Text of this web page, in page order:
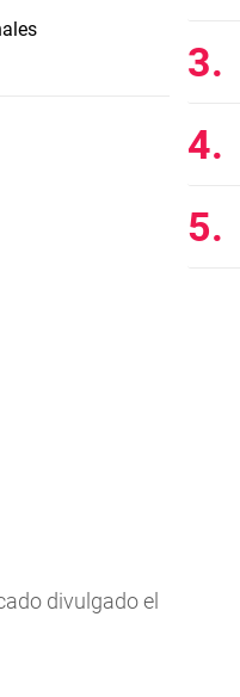
divulgado el